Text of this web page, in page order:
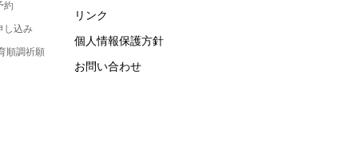
約
し込み
順調祈願
リンク
個人情報保護方針
お問い合わせ